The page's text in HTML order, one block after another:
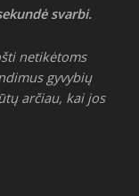
svarbi.
netikėtoms
gyvybių
arčiau, kai jos